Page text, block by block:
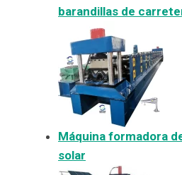
barandillas de
Máquina formadora
solar